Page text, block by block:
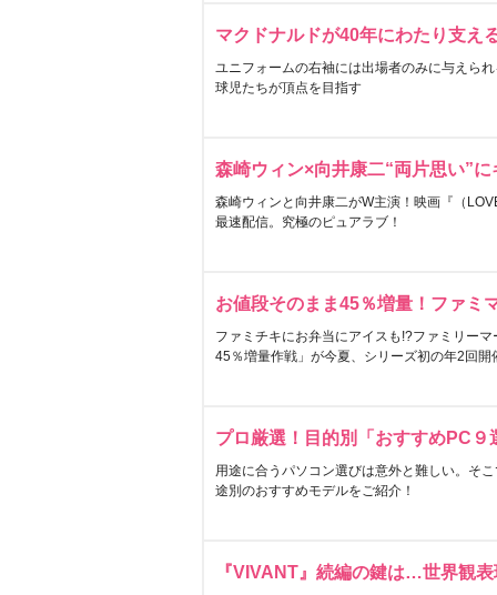
マクドナルドが40年にわたり支え
ユニフォームの右袖には出場者のみに与えら
球児たちが頂点を目指す
森崎ウィン×向井康二“両片思い”
森崎ウィンと向井康二がW主演！映画『（
最速配信。究極のピュアラブ！
お値段そのまま45％増量！ファミ
ファミチキにお弁当にアイスも!?ファミリー
45％増量作戦」が今夏、シリーズ初の年2回開
プロ厳選！目的別「おすすめPC９
用途に合うパソコン選びは意外と難しい。そ
途別のおすすめモデルをご紹介！
『VIVANT』続編の鍵は…世界観